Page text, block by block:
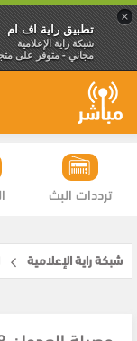
×
تطبيق راية اف ام
شبكة راية الإعلامية
مجاني - متوفر على
ترددات البث
شبكة راية الإعلامية